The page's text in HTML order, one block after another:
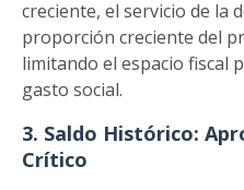
creciente, el servicio de la
proporción creciente del
limitando el espacio fiscal
gasto social.
3. Saldo Histórico:
Crítico